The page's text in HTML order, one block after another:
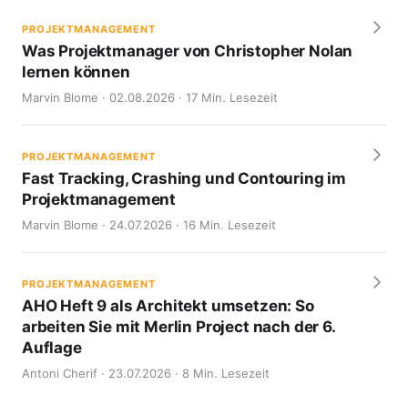
PROJEKTMANAGEMENT
Was Projektmanager von Christopher Nolan
lernen können
Marvin Blome · 02.08.2026 · 17 Min. Lesezeit
PROJEKTMANAGEMENT
Fast Tracking, Crashing und Contouring im
Projektmanagement
Marvin Blome · 24.07.2026 · 16 Min. Lesezeit
PROJEKTMANAGEMENT
AHO Heft 9 als Architekt umsetzen: So
arbeiten Sie mit Merlin Project nach der 6.
Auflage
Antoni Cherif · 23.07.2026 · 8 Min. Lesezeit